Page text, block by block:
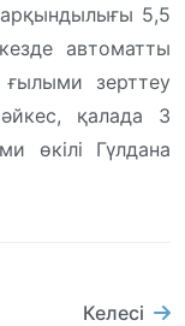
5,5
автоматты
зерттеу
қалада 3
өкілі Гүлдана
Келесі